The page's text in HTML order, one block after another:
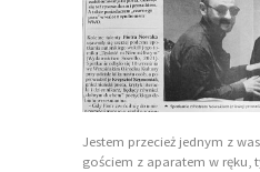
Jestem przecież jednym z
gościem z aparatem w ręku,